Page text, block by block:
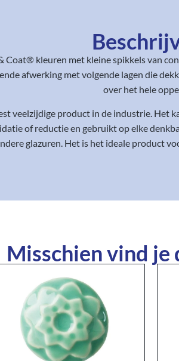
Coat® kleuren met kleine spikkels van
afwerking met volgende lagen die
over het hele
veelzijdige product in de industrie. Het
of reductie en gebruikt op elke
glazuren. Het is het ideale product
Misschien vind je